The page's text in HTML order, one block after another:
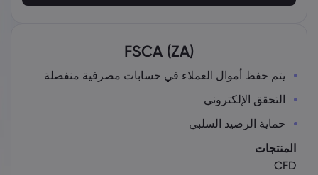
FSCA (ZA)
يتم حفظ أموال العملاء في حسابات مصرفية منفصلة
التحقق الإلكتروني
حماية الرصيد السلبي
المنتجات
CFD